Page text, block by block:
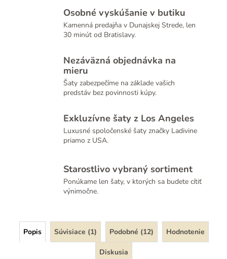
Osobné vyskúšanie v butiku
Kamenná predajňa v Dunajskej Strede, len
30 minút od Bratislavy.
Nezáväzná objednávka na
mieru
Šaty zabezpečíme na základe vašich
predstáv bez povinnosti kúpy.
Exkluzívne šaty z Los Angeles
Luxusné spoločenské šaty značky Ladivine
priamo z USA.
Starostlivo vybraný sortiment
Ponúkame len šaty, v ktorých sa budete cítiť
výnimočne.
Popis Súvisiace (1) Podobné (12) Hodnotenie
Diskusia